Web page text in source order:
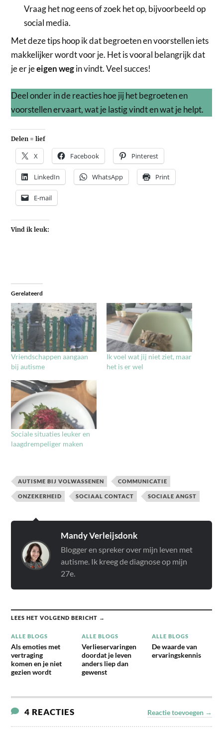
Vraag het nog eens of zoek het op, bijvoorbeeld op
social media.
Met deze tips hoop ik dat begroeten en voorstellen iets
makkelijker wordt voor je. Het is vooral belangrijk dat
je er jeeigen wegin vindt. Veel succes!
Deel onder in de reacties hoe jij het begroeten en
voorstellen ervaart, wat je lastig vindt en wat je helpt.
Delen = lief
X Facebook Pinterest
LinkedIn WhatsApp Print
E-mail
Vind ik leuk:
Gerelateerd
Vriendschappen aangaan
bij autisme
Ik voel wat jij niet ziet, maar
het is er wel
Sociale situaties leuker en
laagdrempeliger maken
AUTISME BIJ VOLWASSENEN COMMUNICATIE
ONZEKERHEID SOCIAAL CONTACT SOCIALE ANGST
Mandy Verleijsdonk
Blogger en spreker over mijn leven met
autisme. Ik kreeg de diagnose op mijn
27e.
LEES HET VOLGEND BERICHT →
ALLE BLOGS
Als emoties met
vertraging
komen en je niet
gezien wordt
ALLE BLOGS
Verlieservaringen
doordat je leven
anders liep dan
gewenst
ALLE BLOGS
De waarde van
ervaringskennis
4 REACTIES Reactie toevoegen →